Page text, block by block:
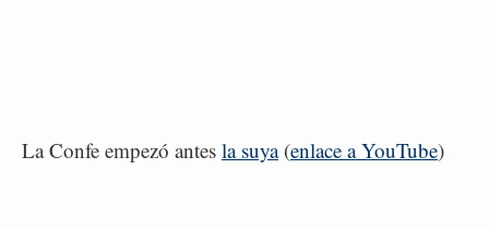
La Confe empezó antes la suya(enlace a YouTube)